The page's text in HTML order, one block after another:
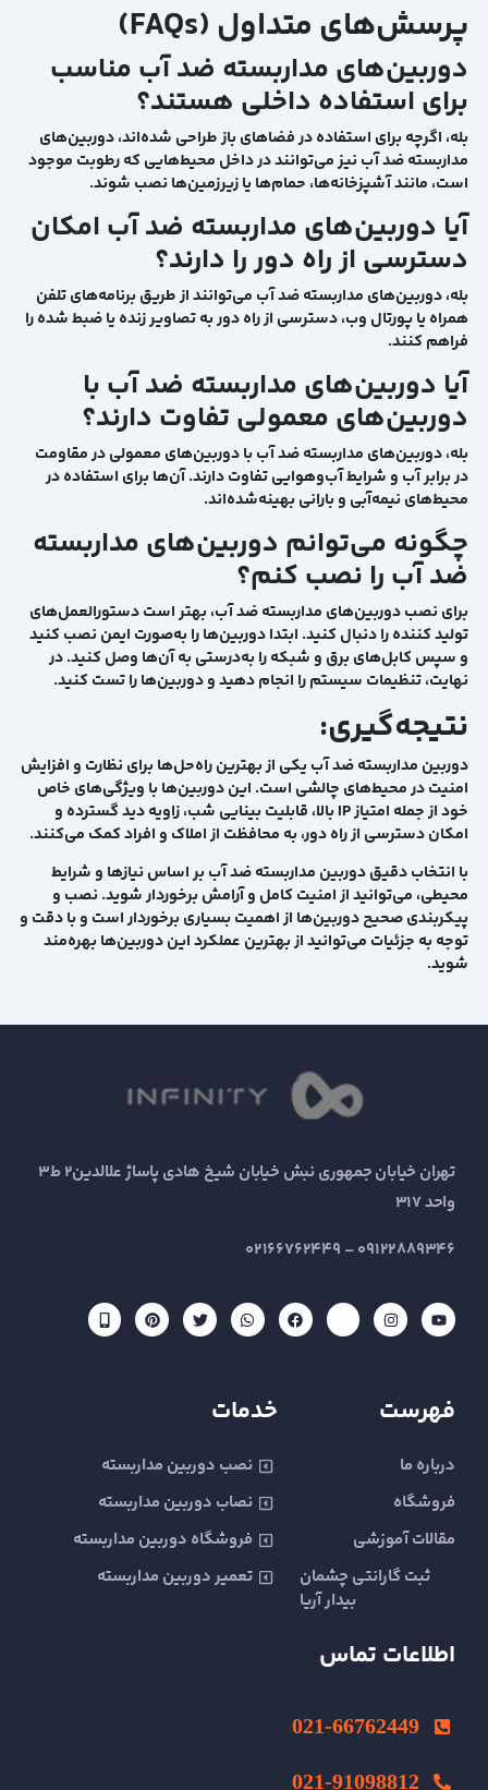
پرسش‌های متداول (FAQs)
دوربین‌های مداربسته ضد آب مناسب
برای استفاده داخلی هستند؟
بله، اگرچه برای استفاده در فضاهای باز طراحی شده‌اند، دوربین‌های
مداربسته ضد آب نیز می‌توانند در داخل محیط‌هایی که رطوبت موجود
است، مانند آشپزخانه‌ها، حمام‌ها یا زیرزمین‌ها نصب شوند.
آیا دوربین‌های مداربسته ضد آب امکان
دسترسی از راه دور را دارند؟
بله، دوربین‌های مداربسته ضد آب می‌توانند از طریق برنامه‌های تلفن
همراه یا پورتال وب، دسترسی از راه دور به تصاویر زنده یا ضبط شده را
فراهم کنند.
آیا دوربین‌های مداربسته ضد آب با
دوربین‌های معمولی تفاوت دارند؟
بله، دوربین‌های مداربسته ضد آب با دوربین‌های معمولی در مقاومت
در برابر آب و شرایط آب‌وهوایی تفاوت دارند. آن‌ها برای استفاده در
محیط‌های نیمه‌آبی و بارانی بهینه‌شده‌اند.
چگونه می‌توانم دوربین‌های مداربسته
ضد آب را نصب کنم؟
برای نصب دوربین‌های مداربسته ضد آب، بهتر است دستورالعمل‌های
تولید کننده را دنبال کنید. ابتدا دوربین‌ها را به‌صورت ایمن نصب کنید
و سپس کابل‌های برق و شبکه را به‌درستی به آن‌ها وصل کنید. در
نهایت، تنظیمات سیستم را انجام دهید و دوربین‌ها را تست کنید.
نتیجه‌گیری:
دوربین مداربسته ضد آب یکی از بهترین راه‌حل‌ها برای نظارت و افزایش
امنیت در محیط‌های چالشی است. این دوربین‌ها با ویژگی‌های خاص
خود از جمله امتیاز IP بالا، قابلیت بینایی شب، زاویه دید گسترده و
امکان دسترسی از راه دور، به محافظت از املاک و افراد کمک می‌کنند.
با انتخاب دقیق دوربین مداربسته ضد آب بر اساس نیازها و شرایط
محیطی، می‌توانید از امنیت کامل و آرامش برخوردار شوید. نصب و
پیکربندی صحیح دوربین‌ها از اهمیت بسیاری برخوردار است و با دقت و
توجه به جزئیات می‌توانید از بهترین عملکرد این دوربین‌ها بهره‌مند
شوید.
تهران خیابان جمهوری نبش خیابان شیخ هادی پاساژ علالدین2 ط3
واحد 317
09122889346 – 02166762449
Y
o
u
e
I
n
s
r
a
E
p
F
a
c
W
h
a
p
T
w
i
P
i
n
M
o
b
فهرست
درباره ما
فروشگاه
مقالات آموزشی
ثبت گارانتی چشمان
بیدار آریا
خدمات
نصب دوربین مداربسته
نصاب دوربین مداربسته
فروشگاه دوربین مداربسته
تعمیر دوربین مداربسته
اطلاعات تماس
021-66762449
021-91098812